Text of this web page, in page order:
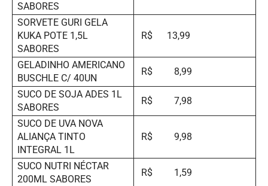
SABORES
SORVETE GURI GELA
KUKA POTE 1,5L
SABORES
R$ 13,99
GELADINHO AMERICANO
BUSCHLE C/ 40UN
R$ 8,99
SUCO DE SOJA ADES 1L
SABORES
R$ 7,98
SUCO DE UVA NOVA
ALIANÇA TINTO
INTEGRAL 1L
R$ 9,98
SUCO NUTRI NÉCTAR
200ML SABORES
R$ 1,59